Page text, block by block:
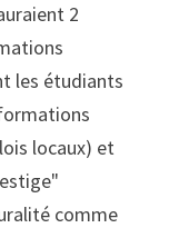
2
les étudiants
locaux) et
comme